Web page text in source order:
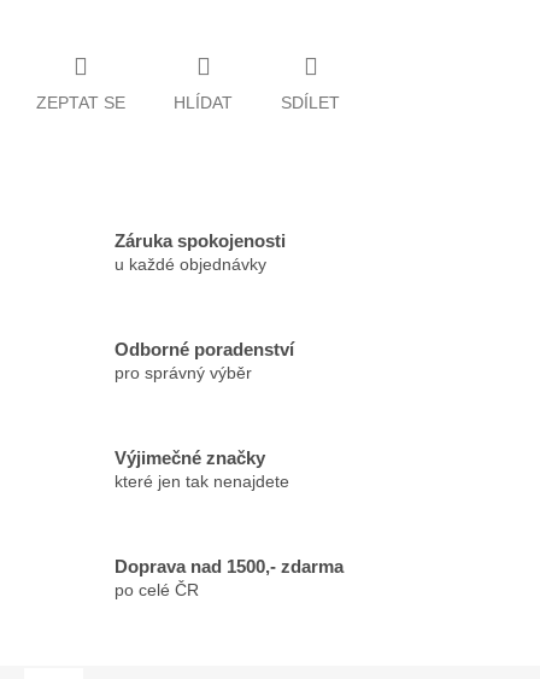
ZEPTAT SE HLÍDAT SDÍLET
Záruka spokojenosti
u každé objednávky
Odborné poradenství
pro správný výběr
Výjimečné značky
které jen tak nenajdete
Doprava nad 1500,- zdarma
po celé ČR